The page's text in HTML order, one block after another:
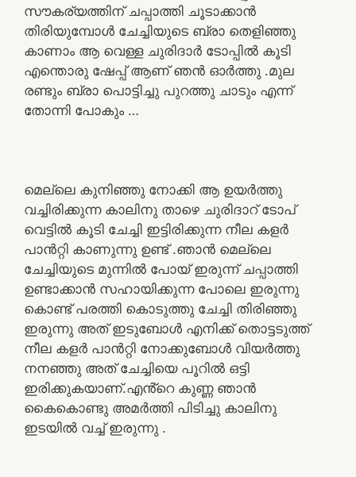
സൗകര്യത്തിന് ചപ്പാത്തി ചൂടാക്കാൻ
തിരിയുമ്പോൾ ചേച്ചിയുടെ ബ്രാ തെളിഞ്ഞു
കാണാം ആ വെള്ള ചുരിദാർ ടോപ്പിൽ കൂടി
എന്തൊരു ഷേപ്പ് ആണ് ഞൻ ഓർത്തു .മുല
രണ്ടും ബ്രാ പൊട്ടിച്ചു പുറത്തു ചാടും എന്ന്
തോന്നി പോകും …
മെല്ലെ കുനിഞ്ഞു നോക്കി ആ ഉയർത്തു
വച്ചിരിക്കുന്ന കാലിനു താഴെ ചുരിദാറ് ടോപ്
വെട്ടിൽ കൂടി ചേച്ചി ഇട്ടിരിക്കുന്ന നീല കളർ
പാൻറ്റി കാണുന്നു ഉണ്ട് .ഞാൻ മെല്ലെ
ചേച്ചിയുടെ മുന്നിൽ പോയ് ഇരുന്ന് ചപ്പാത്തി
ഉണ്ടാക്കാൻ സഹായിക്കുന്ന പോലെ ഇരുന്നു
കൊണ്ട് പരത്തി കൊടുത്തു ചേച്ചി തിരിഞ്ഞു
ഇരുന്നു അത് ഇടുബോൾ എനിക്ക് തൊട്ടടുത്ത്
നീല കളർ പാൻറ്റി നോക്കുബോൾ വിയർത്തു
നനഞ്ഞു അത് ചേച്ചിയെ പൂറിൽ ഒട്ടി
ഇരിക്കുകയാണ്.എൻ്റെ കുണ്ണ ഞാൻ
കൈകൊണ്ടു അമർത്തി പിടിച്ചു കാലിനു
ഇടയിൽ വച്ച് ഇരുന്നു .